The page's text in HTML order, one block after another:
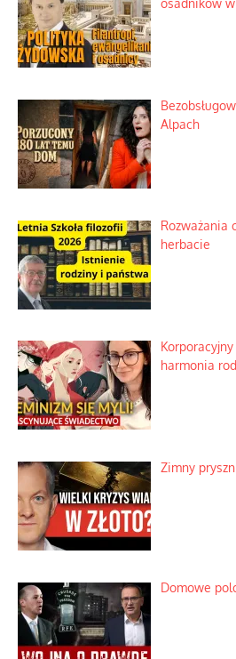
osadników
Alpach
Rozważania
herbacie
harmonia
Zimny
Domowe